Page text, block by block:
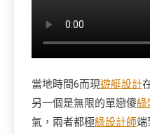
當地時間6而現遊艇設計
另一個是無限的單戀傻綠
氣，兩者都極綠設計師端